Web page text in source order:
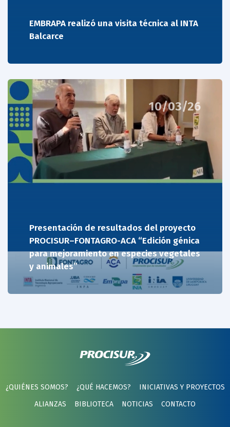
EMBRAPA realizó una visita técnica al INTA
Balcarce
10/03/26
Presentación de resultados del proyecto
PROCISUR–FONTAGRO-ACA “Edición génica
para mejoramiento en especies vegetales
y animales”
¿QUIÉNES SOMOS? ¿QUÉ HACEMOS?
INICIATIVAS Y PROYECTOS
ALIANZAS
BIBLIOTECA NOTICIAS CONTACTO